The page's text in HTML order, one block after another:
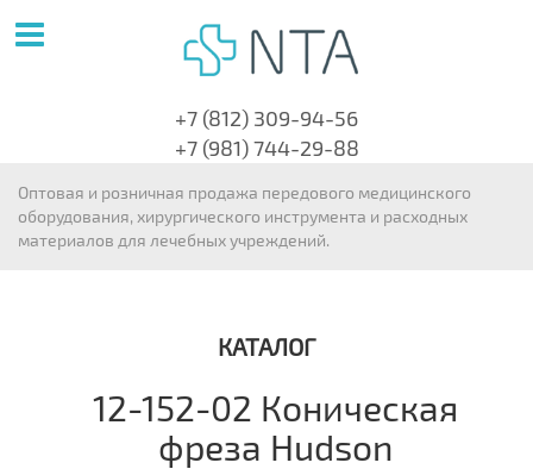
+7 (812) 309-94-56
+7 (981) 744-29-88
Оптовая и розничная продажа передового медицинского
оборудования, хирургического инструмента и расходных
материалов для лечебных учреждений.
КАТАЛОГ
12-152-02 Коническая
фреза Hudson